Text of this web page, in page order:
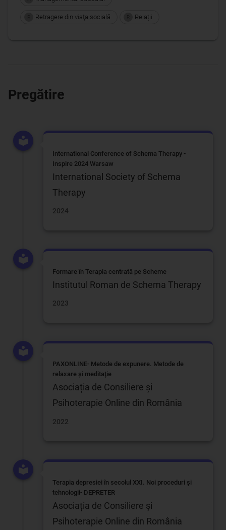
Retragere din viaţa socială Relații
Pregătire
International Conference of Schema Therapy -
Inspire 2024 Warsaw
International Society of Schema
Therapy
2024
Formare în Terapia centrată pe Scheme
Institutul Roman de Schema Therapy
2023
PAXONLINE- Metode de expunere. Metode de
relaxare și meditație
Asociația de Consiliere și
Psihoterapie Online din România
2022
Terapia depresiei în secolul XXI. Noi proceduri și
tehnologii- DEPRETER
Asociația de Consiliere și
Psihoterapie Online din România